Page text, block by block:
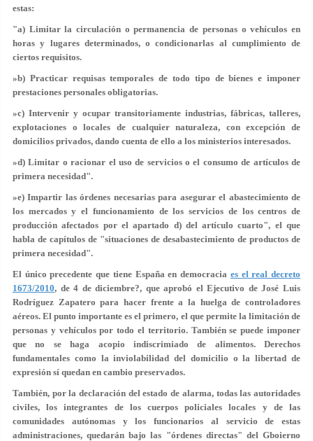
estas:
"a) Limitar la circulación o permanencia de personas o vehículos en
horas y lugares determinados, o condicionarlas al cumplimiento de
ciertos requisitos.
»b) Practicar requisas temporales de todo tipo de bienes e imponer
prestaciones personales obligatorias.
»c) Intervenir y ocupar transitoriamente industrias, fábricas, talleres,
explotaciones o locales de cualquier naturaleza, con excepción de
domicilios privados, dando cuenta de ello a los ministerios interesados.
»d) Limitar o racionar el uso de servicios o el consumo de artículos de
primera necesidad".
»e) Impartir las órdenes necesarias para asegurar el abastecimiento de
los mercados y el funcionamiento de los servicios de los centros de
producción afectados por el apartado d) del artículo cuarto", el que
habla de capítulos de "situaciones de desabastecimiento de productos de
primera necesidad".
El único precedente que tiene España en democracia es el real decreto
1673/2010, de 4 de diciembre?, que aprobó el Ejecutivo de José Luis
Rodríguez Zapatero para hacer frente a la huelga de controladores
aéreos. El punto importante es el primero, el que permite la limitación de
personas y vehículos por todo el territorio. También se puede imponer
que no se haga acopio indiscrimiado de alimentos. Derechos
fundamentales como la inviolabilidad del domicilio o la libertad de
expresión sí quedan en cambio preservados.
También, por la declaración del estado de alarma, todas las autoridades
civiles, los integrantes de los cuerpos policiales locales y de las
comunidades autónomas y los funcionarios al servicio de estas
administraciones, quedarán bajo las "órdenes directas" del Gboierno